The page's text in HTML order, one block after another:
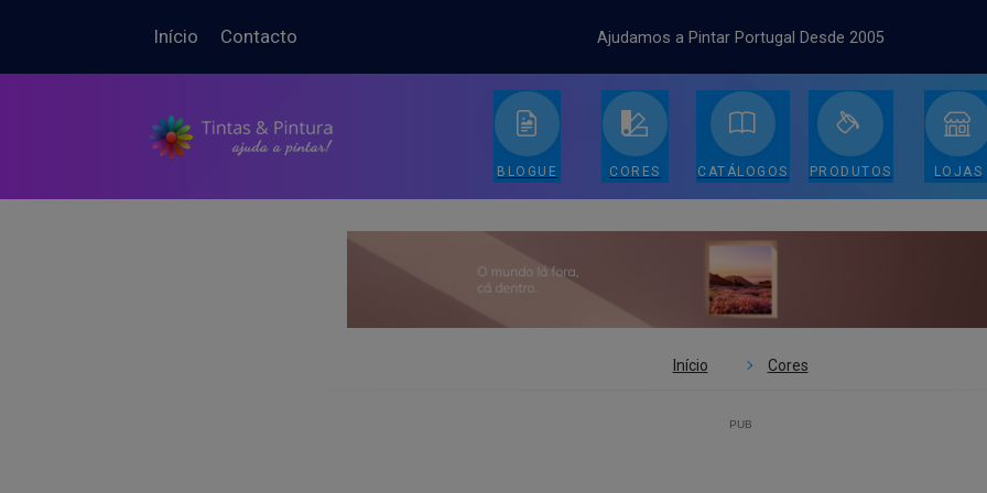
Início Contacto Ajudamos a Pintar Portugal Desde 2005
BLOGUE CORES CATÁLOGOS PRODUTOS LOJAS
Início Cores